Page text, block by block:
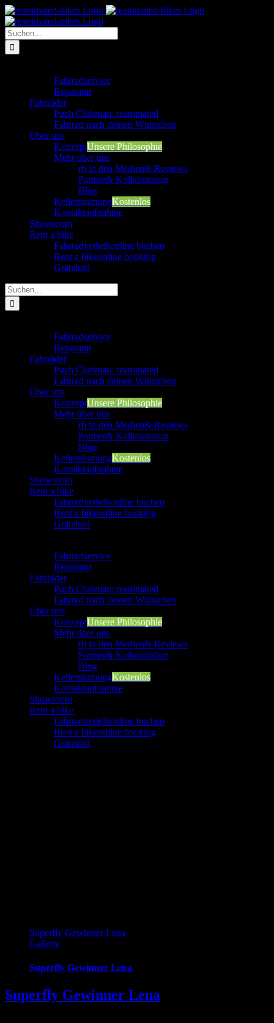
Zum
Inhalt
springen
Suche
nach:
Fahrradservice
Reparatur
Fahrräder
Puch Clubman: reanimated
Fahrrad nach deinen Wünschen
Über uns
KonzeptUnsere Philosophie
Mehr über uns
rb in den Medien& Reviews
Partner& Kollaboration
Blog
KellerräumungKostenlos
Kontaktaufnahme
Showroom
Rent a bike
Fahrradverleihonline buchen
Rent a bikeonline booking
Grätzlrad
Suche
nach:
Fahrradservice
Reparatur
Fahrräder
Puch Clubman: reanimated
Fahrrad nach deinen Wünschen
Über uns
KonzeptUnsere Philosophie
Mehr über uns
rb in den Medien& Reviews
Partner& Kollaboration
Blog
KellerräumungKostenlos
Kontaktaufnahme
Showroom
Rent a bike
Fahrradverleihonline buchen
Rent a bikeonline booking
Grätzlrad
Fahrradservice
Reparatur
Fahrräder
Puch Clubman: reanimated
Fahrrad nach deinen Wünschen
Über uns
KonzeptUnsere Philosophie
Mehr über uns
rb in den Medien& Reviews
Partner& Kollaboration
Blog
KellerräumungKostenlos
Kontaktaufnahme
Showroom
Rent a bike
Fahrradverleihonline buchen
Rent a bikeonline booking
Grätzlrad
Superfly Gewinner Lena
Gallerie
Superfly Gewinner Lena
Superfly Gewinner Lena